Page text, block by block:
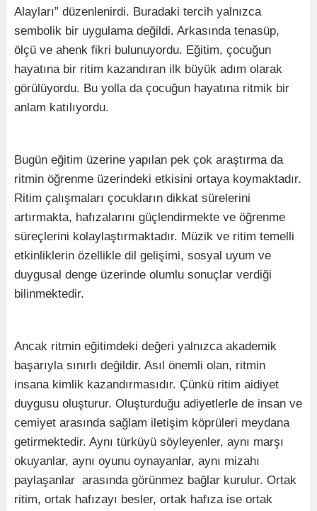
Alayları” düzenlenirdi. Buradaki tercih yalnızca
sembolik bir uygulama değildi. Arkasında tenasüp,
ölçü ve ahenk fikri bulunuyordu. Eğitim, çocuğun
hayatına bir ritim kazandıran ilk büyük adım olarak
görülüyordu. Bu yolla da çocuğun hayatına ritmik bir
anlam katılıyordu.
Bugün eğitim üzerine yapılan pek çok araştırma da
ritmin öğrenme üzerindeki etkisini ortaya koymaktadır.
Ritim çalışmaları çocukların dikkat sürelerini
artırmakta, hafızalarını güçlendirmekte ve öğrenme
süreçlerini kolaylaştırmaktadır. Müzik ve ritim temelli
etkinliklerin özellikle dil gelişimi, sosyal uyum ve
duygusal denge üzerinde olumlu sonuçlar verdiği
bilinmektedir.
Ancak ritmin eğitimdeki değeri yalnızca akademik
başarıyla sınırlı değildir. Asıl önemli olan, ritmin
insana kimlik kazandırmasıdır. Çünkü ritim aidiyet
duygusu oluşturur. Oluşturduğu adiyetlerle de insan ve
cemiyet arasında sağlam iletişim köprüleri meydana
getirmektedir. Aynı türküyü söyleyenler, aynı marşı
okuyanlar, aynı oyunu oynayanlar, aynı mizahı
paylaşanlar arasında görünmez bağlar kurulur. Ortak
ritim, ortak hafızayı besler, ortak hafıza ise ortak